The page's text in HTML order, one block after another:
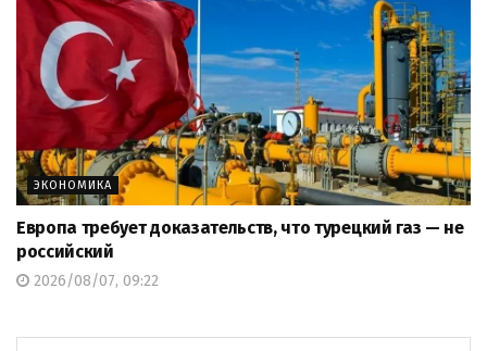
ЭКОНОМИКА
Европа требует доказательств, что турецкий газ — не
российский
2026/08/07, 09:22